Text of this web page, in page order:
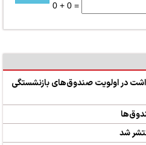
0 + 0 =
در اولویت صندوق‌های بازنشستگی